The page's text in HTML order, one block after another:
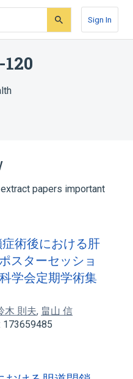
Sign In
papers important
術後における肝
スターセッショ
学会定期学術集
木 則夫, 畠山 信
173659485